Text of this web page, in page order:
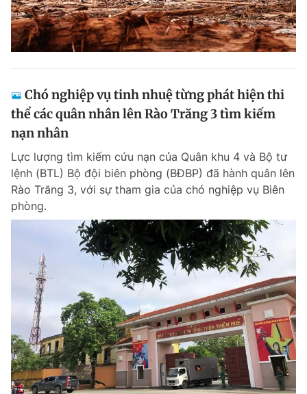
Chó nghiệp vụ tinh nhuệ từng phát hiện thi
thể các quân nhân lên Rào Trăng 3 tìm kiếm
nạn nhân
Lực lượng tìm kiếm cứu nạn của Quân khu 4 và Bộ tư
lệnh (BTL) Bộ đội biên phòng (BĐBP) đã hành quân lên
Rào Trăng 3, với sự tham gia của chó nghiệp vụ Biên
phòng.